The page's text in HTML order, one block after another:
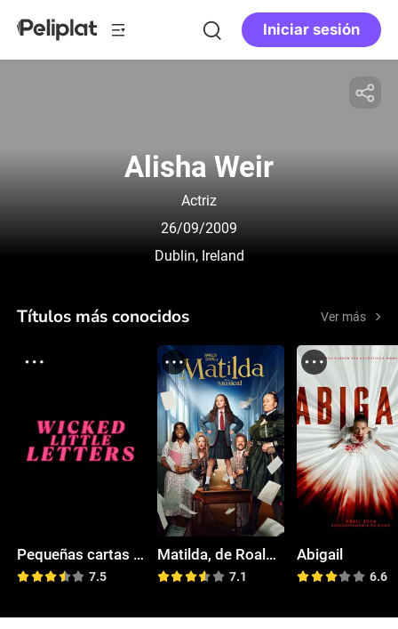
Iniciar sesión
Alisha Weir
Actriz
26/09/2009
Dublin, Ireland
Títulos más conocidos Ver más
Pequeñas cartas indiscretas
7.5
Matilda, de Roald Dahl: El musical
7.1
Abigail
6.6